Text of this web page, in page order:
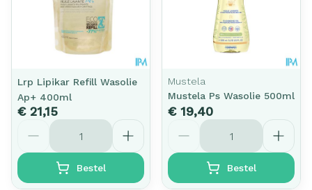
Lrp Lipikar Refill Wasolie
Ap+ 400ml
€ 21,15
Aantal
Bestel
Mustela
Mustela Ps Wasolie 500ml
€ 19,40
Aantal
Bestel